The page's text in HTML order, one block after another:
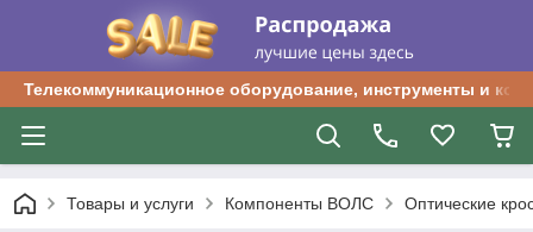
Телекоммуникационное оборудование, инструменты и
Товары и услуги Компоненты ВОЛС Оптические